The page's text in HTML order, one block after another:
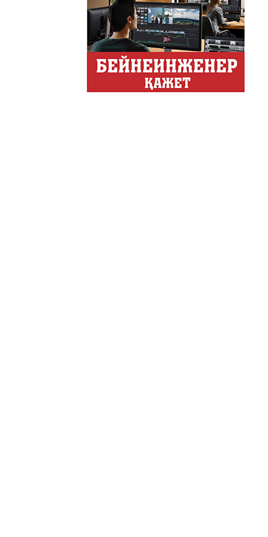
Хайп – это шумиха,
телезрителями и
Деловые новости
Обзор событий деловой
Казахстана.